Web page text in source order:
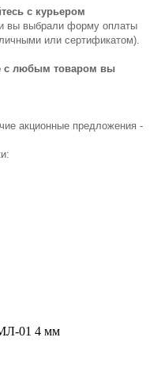
с курьером
вы выбрали форму оплаты
или сертификатом).
с любым товаром вы
акционные предложения -